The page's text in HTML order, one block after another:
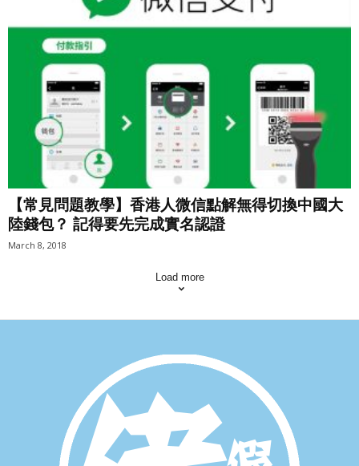
【常見問題教學】香港人微信點解無得切換中國大
陸錢包？ 記得要先完成實名認證
March 8, 2018
Load more